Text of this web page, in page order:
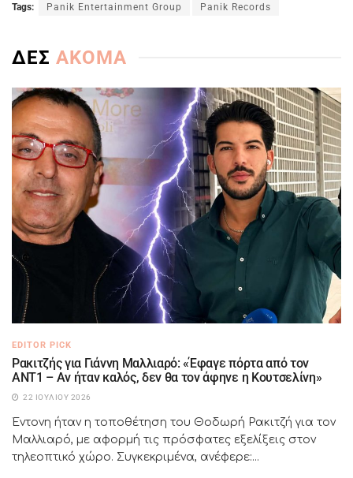
Tags: Panik Entertainment Group Panik Records
ΔΕΣ ΑΚΟΜΑ
EDITOR PICK
Ρακιτζής για Γιάννη Μαλλιαρό: «Έφαγε πόρτα από τον
ΑΝΤ1 – Αν ήταν καλός, δεν θα τον άφηνε η Κουτσελίνη»
22 ΙΟΥΛΊΟΥ 2026
Έντονη ήταν η τοποθέτηση του Θοδωρή Ρακιτζή για τον
Μαλλιαρό, με αφορμή τις πρόσφατες εξελίξεις στον
τηλεοπτικό χώρο. Συγκεκριμένα, ανέφερε:...